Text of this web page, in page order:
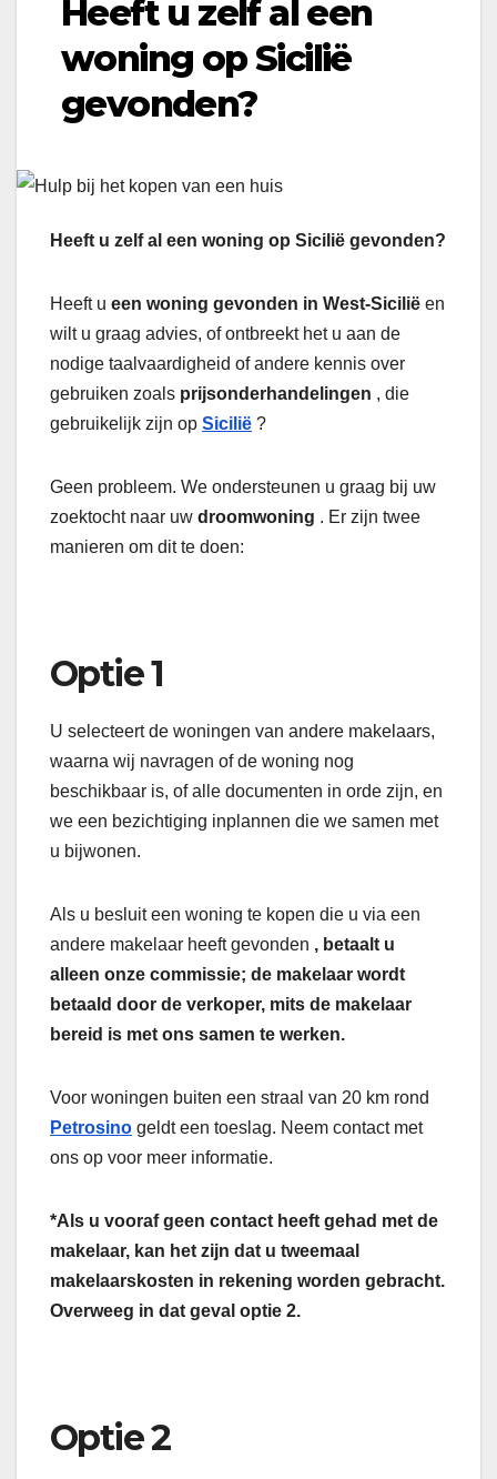
Heeft u zelf al een
woning op Sicilië
gevonden?
Heeft u zelf al een woning op Sicilië gevonden?
Heeft u een woning gevonden in West-Sicilië en
wilt u graag advies, of ontbreekt het u aan de
nodige taalvaardigheid of andere kennis over
gebruiken zoals prijsonderhandelingen , die
gebruikelijk zijn op Sicilië ?
Geen probleem. We ondersteunen u graag bij uw
zoektocht naar uw droomwoning . Er zijn twee
manieren om dit te doen:
Optie 1
U selecteert de woningen van andere makelaars,
waarna wij navragen of de woning nog
beschikbaar is, of alle documenten in orde zijn, en
we een bezichtiging inplannen die we samen met
u bijwonen.
Als u besluit een woning te kopen die u via een
andere makelaar heeft gevonden , betaalt u
alleen onze commissie; de ​​makelaar wordt
betaald door de verkoper, mits de makelaar
bereid is met ons samen te werken.
Voor woningen buiten een straal van 20 km rond
Petrosino geldt een toeslag. Neem contact met
ons op voor meer informatie.
*Als u vooraf geen contact heeft gehad met de
makelaar, kan het zijn dat u tweemaal
makelaarskosten in rekening worden gebracht.
Overweeg in dat geval optie 2.
Optie 2